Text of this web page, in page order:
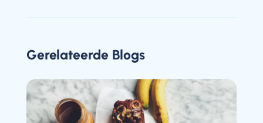
Gerelateerde Blogs